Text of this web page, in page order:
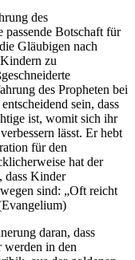
des
passende Botschaft für
Gläubigen nach
zu
des Propheten bei
sein, dass
ist, womit sich ihr
lässt. Er hebt
für den
hat der
dass Kinder
sind: „Oft reicht
daran, dass
werden in den